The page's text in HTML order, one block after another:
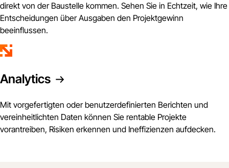
direkt von der Baustelle kommen. Sehen Sie in Echtzeit, wie Ihre
Entscheidungen über Ausgaben den Projektgewinn
beeinflussen.
Analytics
Mit vorgefertigten oder benutzerdefinierten Berichten und
vereinheitlichten Daten können Sie rentable Projekte
vorantreiben, Risiken erkennen und Ineffizienzen aufdecken.